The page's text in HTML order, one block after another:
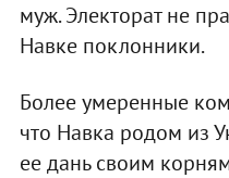
муж. Электорат не
Навке поклонники.
Более умеренные
что Навка родом из
ее дань своим